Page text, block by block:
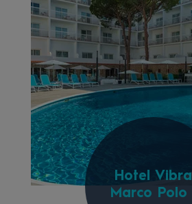
Hotel Vibra
Marco Polo I